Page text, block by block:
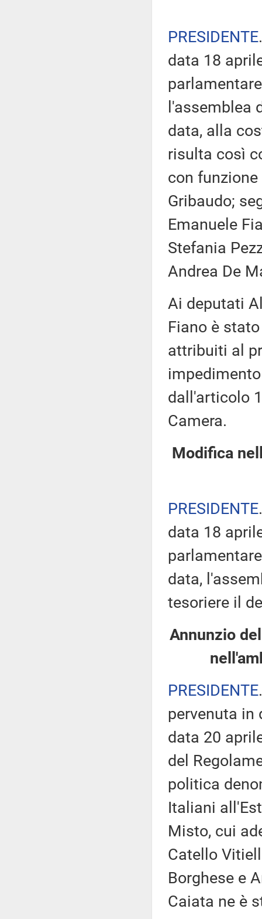
PRESIDENTE
data 18
l'assemblea
data, alla
risulta così
con
Gribaudo;
Emanuele
Stefania
Andrea De
Ai deputati
Fiano è
attribuiti al
dall'articolo
Camera.
Modifica
PRESIDENTE
data 18
data,
tesoriere il
Annunzio
PRESIDENTE
pervenuta in
data 20
del
politica
Italiani
Misto, cui
Catello
Borghese e
Caiata ne è